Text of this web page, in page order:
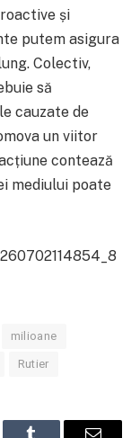
și
putem asigura
Colectiv,
să
cauzate de
un viitor
contează
mediului poate
milioane
Rutier